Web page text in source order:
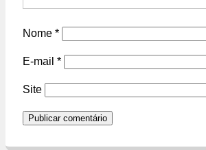
Nome *
E-mail *
Site